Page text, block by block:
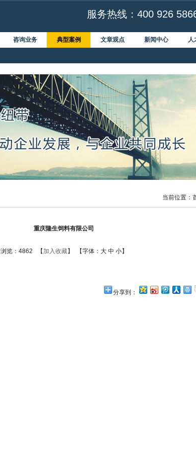
服务热线：400 926
咨询业务 典型案例 文章观点 新闻中心 人
当前位置：
重庆隆生饲料有限公司
浏览：4862 【 加入收藏】 【字体： 大 中 小】
分享到：